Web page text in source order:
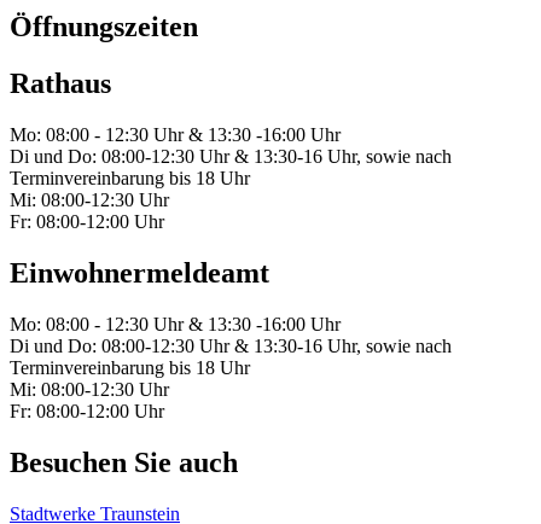
Öffnungszeiten
Rathaus
Mo: 08:00 - 12:30 Uhr & 13:30 -16:00 Uhr
Di und Do: 08:00-12:30 Uhr & 13:30-16 Uhr, sowie nach
Terminvereinbarung bis 18 Uhr
Mi: 08:00-12:30 Uhr
Fr: 08:00-12:00 Uhr
Einwohnermeldeamt
Mo: 08:00 - 12:30 Uhr & 13:30 -16:00 Uhr
Di und Do: 08:00-12:30 Uhr & 13:30-16 Uhr, sowie nach
Terminvereinbarung bis 18 Uhr
Mi: 08:00-12:30 Uhr
Fr: 08:00-12:00 Uhr
Besuchen Sie auch
Stadtwerke Traunstein